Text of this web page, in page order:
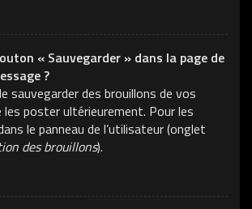
« Sauvegarder » dans la page de
?
sauvegarder des brouillons de vos
poster ultérieurement. Pour les
le panneau de l’utilisateur (onglet
des brouillons).